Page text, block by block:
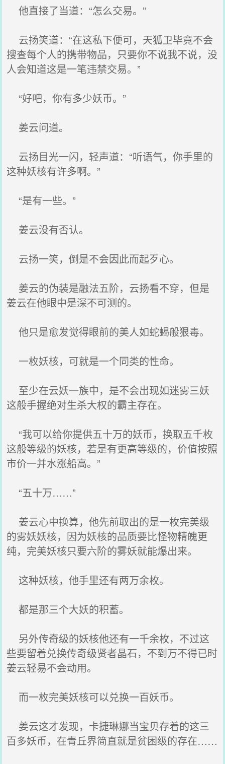
他直接了当道：“怎么交易。”
云扬笑道：“在这私下便可，天狐卫毕竟不会
搜查每个人的携带物品，只要你不说我不说，没
人会知道这是一笔违禁交易。”
“好吧，你有多少妖币。”
姜云问道。
云扬目光一闪，轻声道：“听语气，你手里的
这种妖核有许多啊。”
“是有一些。”
姜云没有否认。
云扬一笑，倒是不会因此而起歹心。
姜云的伪装是融法五阶，云扬看不穿，但是
姜云在他眼中是深不可测的。
他只是愈发觉得眼前的美人如蛇蝎般狠毒。
一枚妖核，可就是一个同类的性命。
至少在云妖一族中，是不会出现如迷雾三妖
这般手握绝对生杀大权的霸主存在。
“我可以给你提供五十万的妖币，换取五千枚
这般等级的妖核，若是有更高等级的，价值按照
市价一并水涨船高。”
“五十万……”
姜云心中换算，他先前取出的是一枚完美级
的雾妖妖核，因为妖核的品质要比怪物精魄更
纯，完美妖核只要六阶的雾妖就能爆出来。
这种妖核，他手里还有两万余枚。
都是那三个大妖的积蓄。
另外传奇级的妖核他还有一千余枚，不过这
些要留着兑换传奇级贤者晶石，不到万不得已时
姜云轻易不会动用。
而一枚完美妖核可以兑换一百妖币。
姜云这才发现，卡捷琳娜当宝贝存着的这三
百多妖币，在青丘界简直就是贫困级的存在……